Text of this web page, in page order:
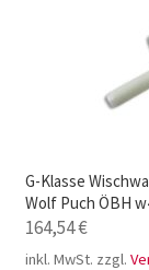
G-Klasse
Wolf Puch ÖBH
164,54€
inkl. MwSt. zzgl.